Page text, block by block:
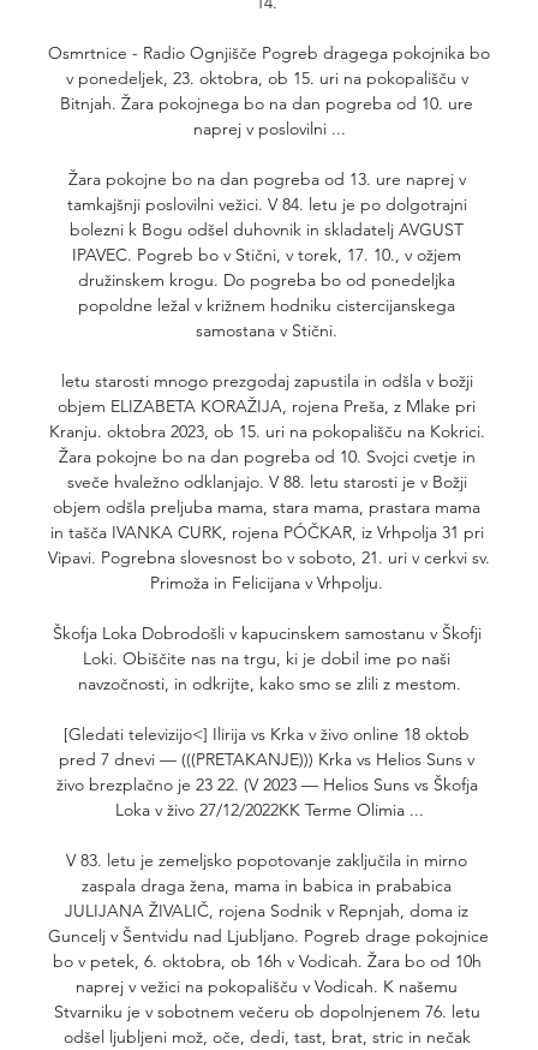
Osmrtnice - Radio Ognjišče Pogreb dragega pokojnika bo
v ponedeljek, 23. oktobra, ob 15. uri na pokopališču v
Bitnjah. Žara pokojnega bo na dan pogreba od 10. ure
naprej v poslovilni ...
Žara pokojne bo na dan pogreba od 13. ure naprej v
tamkajšnji poslovilni vežici. V 84. letu je po dolgotrajni
bolezni k Bogu odšel duhovnik in skladatelj AVGUST
IPAVEC. Pogreb bo v Stični, v torek, 17. 10., v ožjem
družinskem krogu. Do pogreba bo od ponedeljka
popoldne ležal v križnem hodniku cistercijanskega
samostana v Stični.
letu starosti mnogo prezgodaj zapustila in odšla v božji
objem ELIZABETA KORAŽIJA, rojena Preša, z Mlake pri
Kranju. oktobra 2023, ob 15. uri na pokopališču na Kokrici.
Žara pokojne bo na dan pogreba od 10. Svojci cvetje in
sveče hvaležno odklanjajo. V 88. letu starosti je v Božji
objem odšla preljuba mama, stara mama, prastara mama
in tašča IVANKA CURK, rojena PÓČKAR, iz Vrhpolja 31 pri
Vipavi. Pogrebna slovesnost bo v soboto, 21. uri v cerkvi sv.
Primoža in Felicijana v Vrhpolju.
Škofja Loka Dobrodošli v kapucinskem samostanu v Škofji
Loki. Obiščite nas na trgu, ki je dobil ime po naši
navzočnosti, in odkrijte, kako smo se zlili z mestom.
[Gledati televizijo<] Ilirija vs Krka v živo online 18 oktob
pred 7 dnevi — (((PRETAKANJE))) Krka vs Helios Suns v
živo brezplačno je 23 22. (V 2023 — Helios Suns vs Škofja
Loka v živo 27/12/2022KK Terme Olimia ...
V 83. letu je zemeljsko popotovanje zaključila in mirno
zaspala draga žena, mama in babica in prababica
JULIJANA ŽIVALIČ, rojena Sodnik v Repnjah, doma iz
Guncelj v Šentvidu nad Ljubljano. Pogreb drage pokojnice
bo v petek, 6. oktobra, ob 16h v Vodicah. Žara bo od 10h
naprej v vežici na pokopališču v Vodicah. K našemu
Stvarniku je v sobotnem večeru ob dopolnjenem 76. letu
odšel ljubljeni mož, oče, dedi, tast, brat, stric in nečak